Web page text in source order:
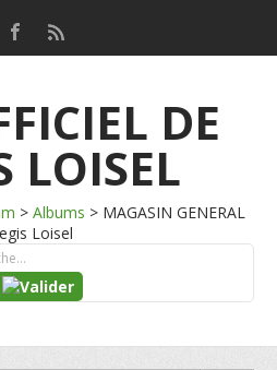
DE
LOISEL
> Albums > MAGASIN GENERAL
Loisel